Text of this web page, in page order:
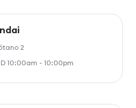
2
D 10:00am - 10:00pm